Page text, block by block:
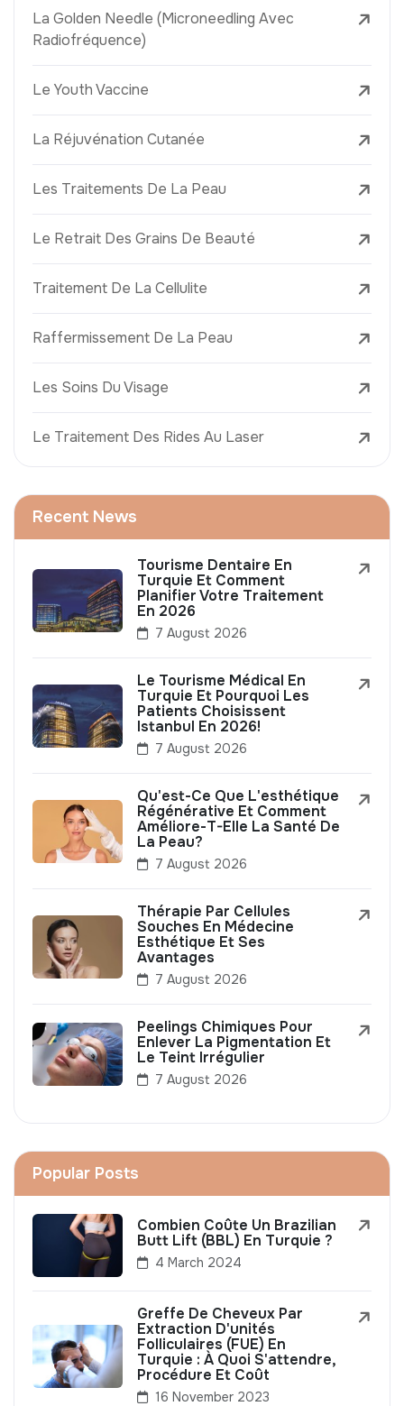
La Golden Needle (Microneedling Avec
Radiofréquence)
Le Youth Vaccine
La Réjuvénation Cutanée
Les Traitements De La Peau
Le Retrait Des Grains De Beauté
Traitement De La Cellulite
Raffermissement De La Peau
Les Soins Du Visage
Le Traitement Des Rides Au Laser
Recent News
Tourisme Dentaire En
Turquie Et Comment
Planifier Votre Traitement
En 2026
7 August 2026
Le Tourisme Médical En
Turquie Et Pourquoi Les
Patients Choisissent
Istanbul En 2026!
7 August 2026
Qu'est-Ce Que L'esthétique
Régénérative Et Comment
Améliore-T-Elle La Santé De
La Peau?
7 August 2026
Thérapie Par Cellules
Souches En Médecine
Esthétique Et Ses
Avantages
7 August 2026
Peelings Chimiques Pour
Enlever La Pigmentation Et
Le Teint Irrégulier
7 August 2026
Popular Posts
Combien Coûte Un Brazilian
Butt Lift (BBL) En Turquie ?
4 March 2024
Greffe De Cheveux Par
Extraction D'unités
Folliculaires (FUE) En
Turquie : À Quoi S'attendre,
Procédure Et Coût
16 November 2023